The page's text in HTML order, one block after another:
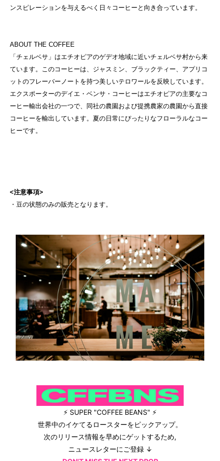
ンスピレーションを与えるべく日々コーヒーと向き合っています。
ABOUT THE COFFEE
「チェルベサ」はエチオピアのゲデオ地域に近いチェルベサ村から来
ています。このコーヒーは、ジャスミン、ブラックティー、アプリコ
ットのフレーバーノートを持つ美しいテロワールを反映しています。
エクスポーターのデイエ・ベンサ・コーヒーはエチオピアの主要なコ
ーヒー輸出会社の一つで、同社の農園および提携農家の農園から直接
コーヒーを輸出しています。夏の日常にぴったりなフローラルなコー
<注意事項>
・豆の状態のみの販売となります。
⚡ SUPER "COFFEE BEANS" ⚡
世界中のイケてるロースターをピックアップ。
次のリリース情報を早めにゲットするため,
ニュースレターにご登録 ↓